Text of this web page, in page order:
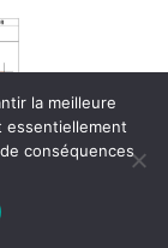
la meilleure
essentiellement
conséquences